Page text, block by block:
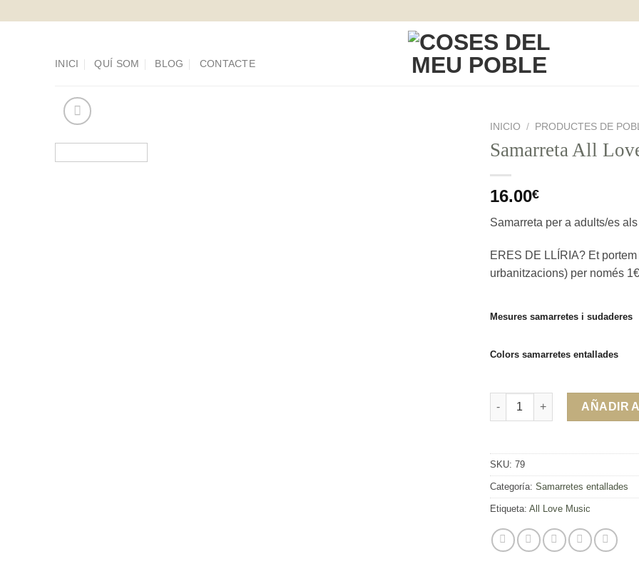
INICI QUÍ SOM BLOG CONTACTE
INICIO / PRODUCTES DE
Samarreta All
16.00€
Samarreta per a adults/es
ERES DE LLÍRIA? Et
urbanitzacions) per només
Mesures samarretes i sudaderes
Colors samarretes entallades
Samarreta All Love Music
AÑADIR
SKU: 79
Categoría: Samarretes entallades
Etiqueta: All Love Music